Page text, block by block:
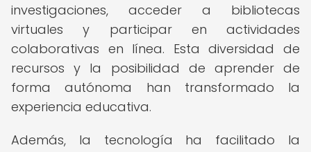
investigaciones, acceder a bibliotecas
virtuales y participar en actividades
colaborativas en línea. Esta diversidad de
recursos y la posibilidad de aprender de
forma autónoma han transformado la
experiencia educativa.
Además, la tecnología ha facilitado la